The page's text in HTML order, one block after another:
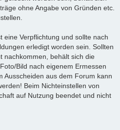
ohne Angabe von Gründen etc.
eine Verpflichtung und sollte nach
erledigt worden sein. Sollten
nachkommen, behält sich die
Bild nach eigenem Ermessen
Ausscheiden aus dem Forum kann
Beim Nichteinstellen von
auf Nutzung beendet und nicht